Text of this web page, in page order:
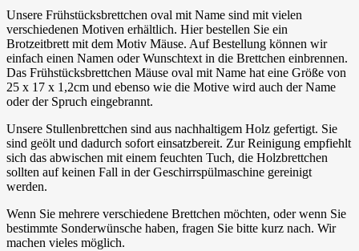
Unsere Frühstücksbrettchen oval mit Name sind mit vielen
verschiedenen Motiven erhältlich. Hier bestellen Sie ein
Brotzeitbrett mit dem Motiv Mäuse. Auf Bestellung können wir
einfach einen Namen oder Wunschtext in die Brettchen einbrennen.
Das Frühstücksbrettchen Mäuse oval mit Name hat eine Größe von
25 x 17 x 1,2cm und ebenso wie die Motive wird auch der Name
oder der Spruch eingebrannt.
Unsere Stullenbrettchen sind aus nachhaltigem Holz gefertigt. Sie
sind geölt und dadurch sofort einsatzbereit. Zur Reinigung empfiehlt
sich das abwischen mit einem feuchten Tuch, die Holzbrettchen
sollten auf keinen Fall in der Geschirrspülmaschine gereinigt
werden.
Wenn Sie mehrere verschiedene Brettchen möchten, oder wenn Sie
bestimmte Sonderwünsche haben, fragen Sie bitte kurz nach. Wir
machen vieles möglich.